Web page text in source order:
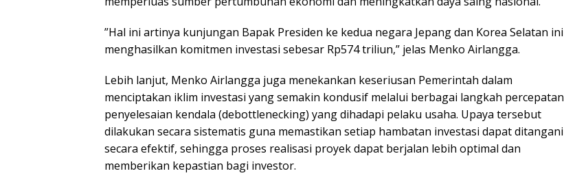
”Hal ini artinya kunjungan Bapak Presiden ke kedua negara Jepang dan Korea Selatan ini
menghasilkan komitmen investasi sebesar Rp574 triliun,” jelas Menko Airlangga.
Lebih lanjut, Menko Airlangga juga menekankan keseriusan Pemerintah dalam
menciptakan iklim investasi yang semakin kondusif melalui berbagai langkah percepatan
penyelesaian kendala (debottlenecking) yang dihadapi pelaku usaha. Upaya tersebut
dilakukan secara sistematis guna memastikan setiap hambatan investasi dapat ditangani
secara efektif, sehingga proses realisasi proyek dapat berjalan lebih optimal dan
memberikan kepastian bagi investor.